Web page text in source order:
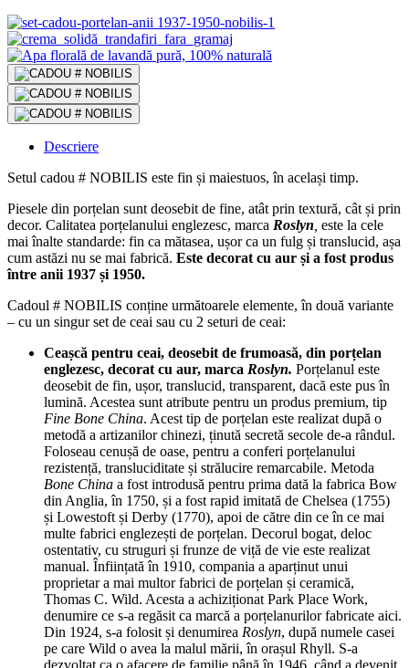
Descriere
Setul cadou # NOBILIS este fin și maiestuos, în același timp.
Piesele din porțelan sunt deosebit de fine, atât prin textură, cât și prin
decor. Calitatea porțelanului englezesc, marca Roslyn este la cele
mai înalte standarde: fin ca mătasea, ușor ca un fulg și translucid, așa
cum astăzi nu se mai fabrică. Este decorat cu aur și a fost produs
între anii 1937 și 1950.
Cadoul # NOBILIS conține următoarele elemente, în două variante
– cu un singur set de ceai sau cu 2 seturi de ceai:
Ceașcă pentru ceai, deosebit de frumoasă, din porțelan
englezesc, decorat cu aur, marca Roslyn. Porțelanul este
deosebit de fin, ușor, translucid, transparent, dacă este pus în
lumină. Acestea sunt atribute pentru un produs premium, tip
Fine Bone China. Acest tip de porțelan este realizat după o
metodă a artizanilor chinezi, ținută secretă secole de-a rândul.
Foloseau cenușă de oase, pentru a conferi porțelanului
rezistență, transluciditate și strălucire remarcabile. Metoda
Bone China a fost introdusă pentru prima dată la fabrica Bow
din Anglia, în 1750, și a fost rapid imitată de Chelsea (1755)
și Lowestoft și Derby (1770), apoi de către din ce în ce mai
multe fabrici englezești de porțelan. Decorul bogat, deloc
ostentativ, cu struguri și frunze de viță de vie este realizat
manual. Înființată în 1910, compania a aparținut unui
proprietar a mai multor fabrici de porțelan și ceramică,
Thomas C. Wild. Acesta a achiziționat Park Place Work,
denumire ce s-a regăsit ca marcă a porțelanurilor fabricate aici.
Din 1924, s-a folosit și denumirea Roslyn, după numele casei
pe care Wild o avea la malul mării, în orașul Rhyll. S-a
dezvoltat ca o afacere de familie până în 1946, când a devenit